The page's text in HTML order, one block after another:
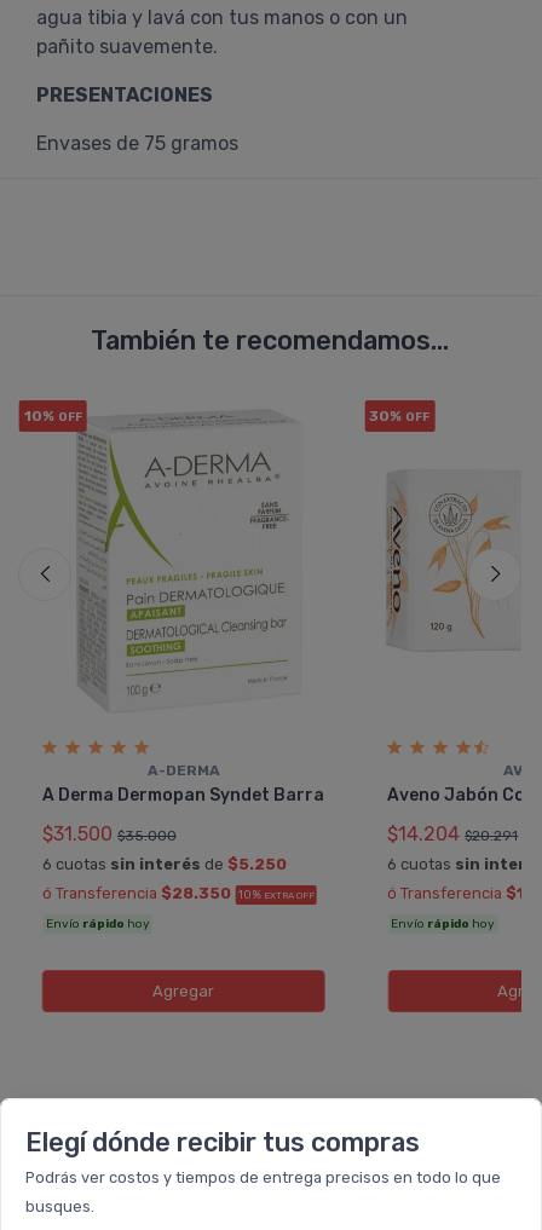
Elegí dónde recibir tus compras
Podrás ver costos y tiempos de entrega precisos en todo lo que
busques.
agua tibia y lavá con tus manos o con un
pañito suavemente.
PRESENTACIONES
Envases de 75 gramos
También te recomendamos...
10% OFF
A-DERMA
A Derma Dermopan Syndet Barra
$31.500 $35.000
6 cuotas sin interés de $5.250
ó Transferencia $28.350 10% EXTRA OFF
Envío rápido hoy
Agregar
30% OFF
Aveno Jabón
$14.204 $20.291
6 cuotas sin
ó Transferencia
Envío rápido hoy
también llevaron...